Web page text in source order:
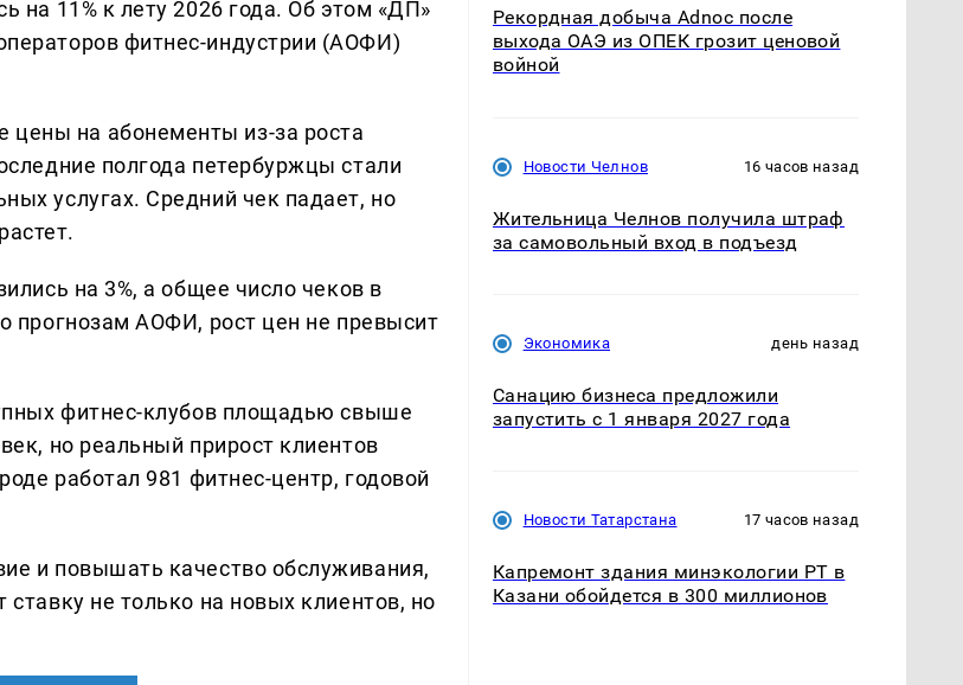
на 11% к лету 2026 года. Об этом «ДП»
фитнес-индустрии (АОФИ)
на абонементы из-за роста
полгода петербуржцы стали
услугах. Средний чек падает, но
на 3%, а общее число чеков в
прогнозам АОФИ, рост цен не превысит
фитнес-клубов площадью свыше
но реальный прирост клиентов
работал 981 фитнес-центр, годовой
и повышать качество обслуживания,
не только на новых клиентов, но
Рекордная добыча Adnoc после
выхода ОАЭ из ОПЕК грозит ценовой
войной
Новости Челнов 16 часов назад
Жительница Челнов получила штраф
за самовольный вход в подъезд
Экономика день назад
Санацию бизнеса предложили
запустить с 1 января 2027 года
Новости Татарстана 17 часов назад
Капремонт здания минэкологии РТ в
Казани обойдется в 300 миллионов